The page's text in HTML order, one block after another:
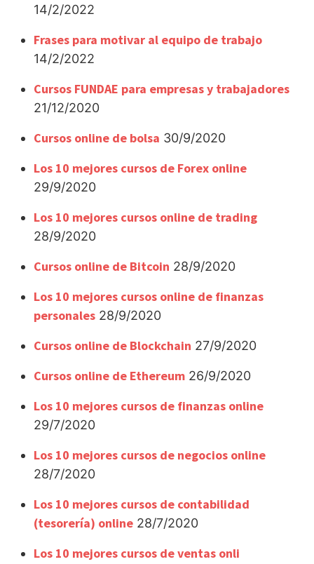
14/2/2022
Frases para motivar al equipo de trabajo
14/2/2022
Cursos FUNDAE para empresas y trabajadores
21/12/2020
Cursos online de bolsa 30/9/2020
Los 10 mejores cursos de Forex online
29/9/2020
Los 10 mejores cursos online de trading
28/9/2020
Cursos online de Bitcoin 28/9/2020
Los 10 mejores cursos online de finanzas
personales 28/9/2020
Cursos online de Blockchain 27/9/2020
Cursos online de Ethereum 26/9/2020
Los 10 mejores cursos de finanzas online
29/7/2020
Los 10 mejores cursos de negocios online
28/7/2020
Los 10 mejores cursos de contabilidad
(tesorería) online 28/7/2020
Los 10 mejores cursos de ventas onli